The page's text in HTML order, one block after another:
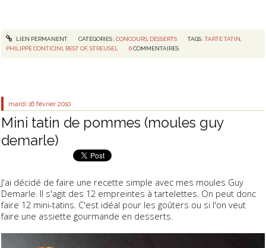
LIEN PERMANENT CATÉGORIES :CONCOURS, DESSERTS TAGS :TARTE TATIN,
PHILIPPE CONTICINI, BEST OF,STREUSEL 6 COMMENTAIRES
mardi 16 février 2010
Mini tatin de pommes (moules guy
demarle)
J'ai décidé de faire une recette simple avec mes moules Guy
Demarle. Il s'agit des 12 empreintes à tartelettes. On peut donc
faire 12 mini-tatins. C'est idéal pour les goûters ou si l'on veut
faire une assiette gourmande en desserts.